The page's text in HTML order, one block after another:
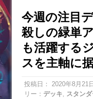
今週の注目
殺しの緑単
も活躍する
スを主軸に
投稿日： 2020年8月21
リー： デッキ スタン